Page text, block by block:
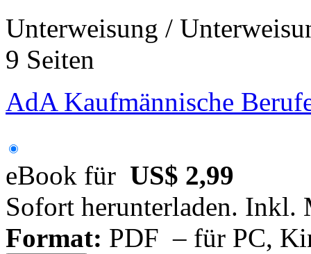
Unterweisung /
9 Seiten
AdA Kaufmännische
eBook für US$ 2,99
Sofort herunterladen. Inkl.
Format: PDF – für PC,